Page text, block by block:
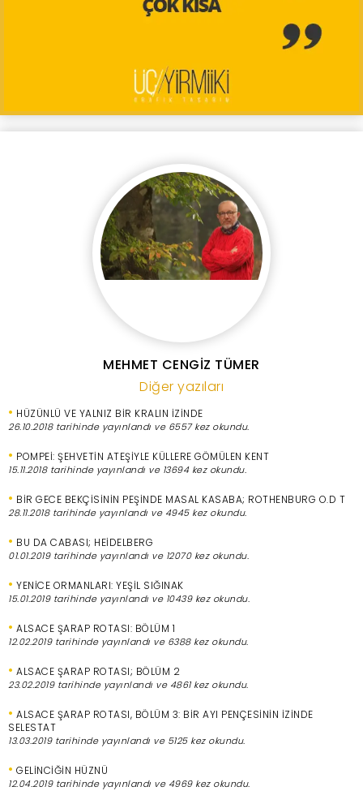
MEHMET CENGİZ TÜMER
Diğer yazıları
• HÜZÜNLÜ VE YALNIZ BİR KRALIN İZİNDE
26.10.2018 tarihinde yayınlandı ve 6557 kez okundu.
• POMPEİ: ŞEHVETİN ATEŞİYLE KÜLLERE GÖMÜLEN KENT
15.11.2018 tarihinde yayınlandı ve 13694 kez okundu.
• BİR GECE BEKÇİSİNİN PEŞİNDE MASAL KASABA; ROTHENBURG O.D T
28.11.2018 tarihinde yayınlandı ve 4945 kez okundu.
• BU DA CABASI; HEİDELBERG
01.01.2019 tarihinde yayınlandı ve 12070 kez okundu.
• YENİCE ORMANLARI: YEŞİL SIĞINAK
15.01.2019 tarihinde yayınlandı ve 10439 kez okundu.
• ALSACE ŞARAP ROTASI: BÖLÜM 1
12.02.2019 tarihinde yayınlandı ve 6388 kez okundu.
• ALSACE ŞARAP ROTASI; BÖLÜM 2
23.02.2019 tarihinde yayınlandı ve 4861 kez okundu.
• ALSACE ŞARAP ROTASI, BÖLÜM 3: BİR AYI PENÇESİNİN İZİNDE
SELESTAT
13.03.2019 tarihinde yayınlandı ve 5125 kez okundu.
• GELİNCİĞİN HÜZNÜ
12.04.2019 tarihinde yayınlandı ve 4969 kez okundu.